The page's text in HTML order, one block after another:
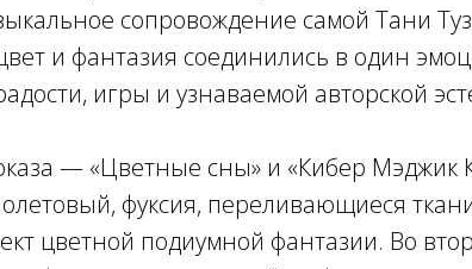
сопровождение самой Тани
и фантазия соединились в один
игры и узнаваемой авторской
— «Цветные сны» и «Кибер Мэджик
фуксия, переливающиеся
цветной подиумной фантазии. Во